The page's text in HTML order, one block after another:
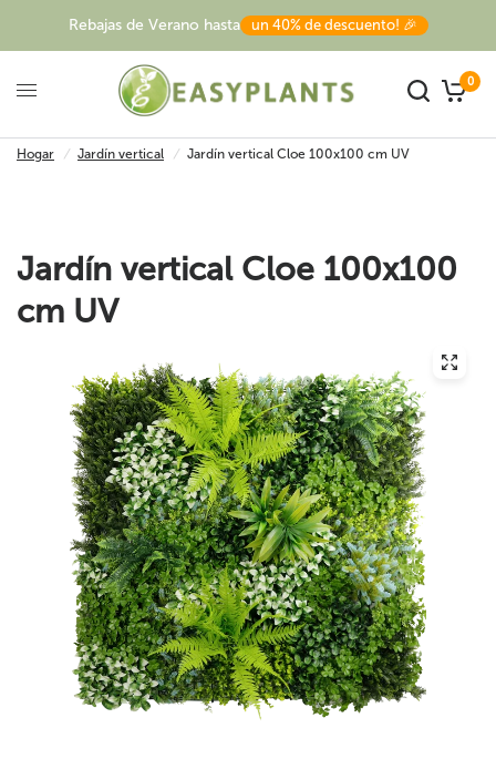
Rebajas de Verano hasta un 40% de descuento! 🎉
0
Hogar / Jardín vertical / Jardín vertical Cloe 100x100 cm UV
Jardín vertical Cloe 100x100
cm UV